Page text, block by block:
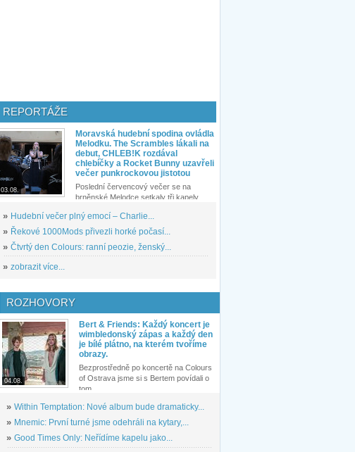
REPORTÁŽE
03.08.
Moravská hudební spodina ovládla
Melodku. The Scrambles lákali na
debut, CHLEB!K rozdával
chlebíčky a Rocket Bunny uzavřeli
večer punkrockovou jistotou
Poslední červencový večer se na
brněnské Melodce setkaly tři kapely...
» Hudební večer plný emocí – Charlie...
» Řekové 1000Mods přivezli horké počasí...
» Čtvrtý den Colours: ranní peozie, ženský...
» zobrazit více...
ROZHOVORY
04.08.
Bert & Friends: Každý koncert je
wimbledonský zápas a každý den
je bílé plátno, na kterém tvoříme
obrazy.
Bezprostředně po koncertě na Colours
of Ostrava jsme si s Bertem povídali o
tom,...
» Within Temptation: Nové album bude dramaticky...
» Mnemic: První turné jsme odehráli na kytary,...
» Good Times Only: Neřídíme kapelu jako...